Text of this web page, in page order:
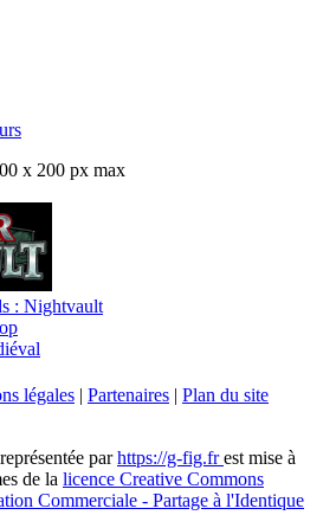
x 200 px max
: Nightvault
légales | Partenaires | Plan du site
représentée parhttps://g-fig.frest mise à
de la licence Creative Commons
Commerciale - Partage à l'Identique